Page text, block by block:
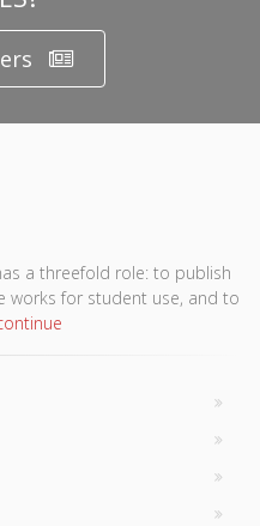
has a threefold role: to publish
works for student use, and to